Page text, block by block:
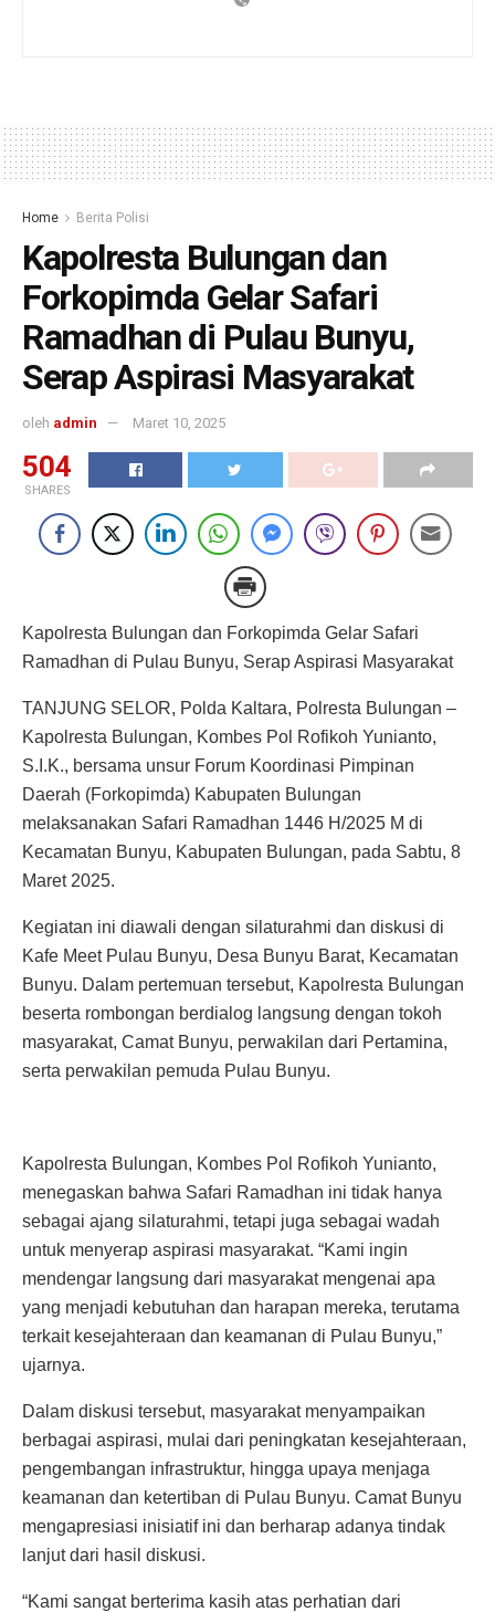
Home Berita Polisi
Kapolresta Bulungan dan
Forkopimda Gelar Safari
Ramadhan di Pulau Bunyu,
Serap Aspirasi Masyarakat
oleh admin Maret 10, 2025
504
SHARES
Kapolresta Bulungan dan Forkopimda Gelar Safari
Ramadhan di Pulau Bunyu, Serap Aspirasi Masyarakat
TANJUNG SELOR, Polda Kaltara, Polresta Bulungan –
Kapolresta Bulungan, Kombes Pol Rofikoh Yunianto,
S.I.K., bersama unsur Forum Koordinasi Pimpinan
Daerah (Forkopimda) Kabupaten Bulungan
melaksanakan Safari Ramadhan 1446 H/2025 M di
Kecamatan Bunyu, Kabupaten Bulungan, pada Sabtu, 8
Maret 2025.
Kegiatan ini diawali dengan silaturahmi dan diskusi di
Kafe Meet Pulau Bunyu, Desa Bunyu Barat, Kecamatan
Bunyu. Dalam pertemuan tersebut, Kapolresta Bulungan
beserta rombongan berdialog langsung dengan tokoh
masyarakat, Camat Bunyu, perwakilan dari Pertamina,
serta perwakilan pemuda Pulau Bunyu.
Kapolresta Bulungan, Kombes Pol Rofikoh Yunianto,
menegaskan bahwa Safari Ramadhan ini tidak hanya
sebagai ajang silaturahmi, tetapi juga sebagai wadah
untuk menyerap aspirasi masyarakat. “Kami ingin
mendengar langsung dari masyarakat mengenai apa
yang menjadi kebutuhan dan harapan mereka, terutama
terkait kesejahteraan dan keamanan di Pulau Bunyu,”
ujarnya.
Dalam diskusi tersebut, masyarakat menyampaikan
berbagai aspirasi, mulai dari peningkatan kesejahteraan,
pengembangan infrastruktur, hingga upaya menjaga
keamanan dan ketertiban di Pulau Bunyu. Camat Bunyu
mengapresiasi inisiatif ini dan berharap adanya tindak
lanjut dari hasil diskusi.
“Kami sangat berterima kasih atas perhatian dari